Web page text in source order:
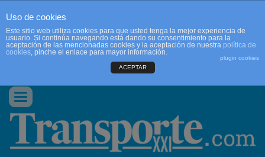
CONTACTO
Conmutar
navegación
Uso de cookies
Este sitio web utiliza cookies para que usted tenga la mejor experiencia de
usuario. Si continúa navegando está dando su consentimiento para la
aceptación de las mencionadas cookies y la aceptación de nuestra política de
cookies, pinche el enlace para mayor información.
plugin cookies
ACEPTAR